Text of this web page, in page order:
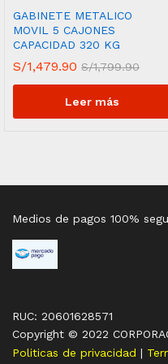
GABINETE METALICO
MOVIL 5 CAJONES
CAPACIDAD 320 KG
S/1,479.90 S/1,799.90
Leer más
RUC: 20601628571
Copyright © 2022
Medios de pagos 100%
Politicas de privacidad |